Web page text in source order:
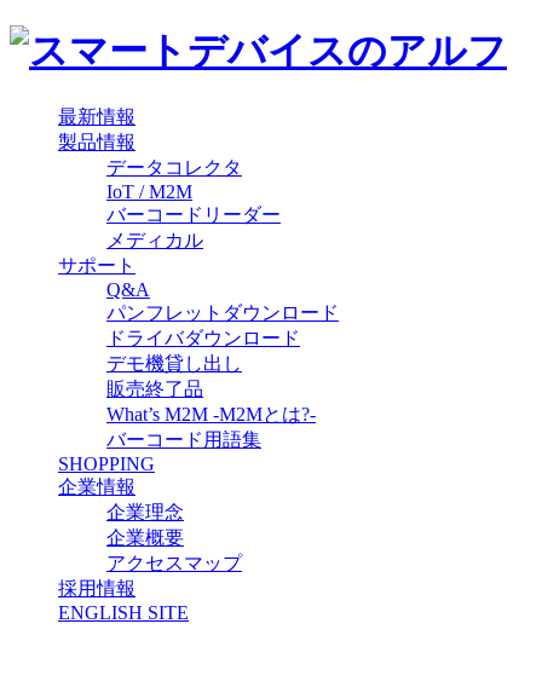
最新情報
製品情報
データコレクタ
IoT / M2M
バーコードリーダー
メディカル
サポート
Q&A
パンフレットダウンロード
ドライバダウンロード
デモ機貸し出し
販売終了品
What’s M2M -M2Mとは?-
バーコード用語集
SHOPPING
企業情報
企業理念
企業概要
アクセスマップ
採用情報
ENGLISH SITE